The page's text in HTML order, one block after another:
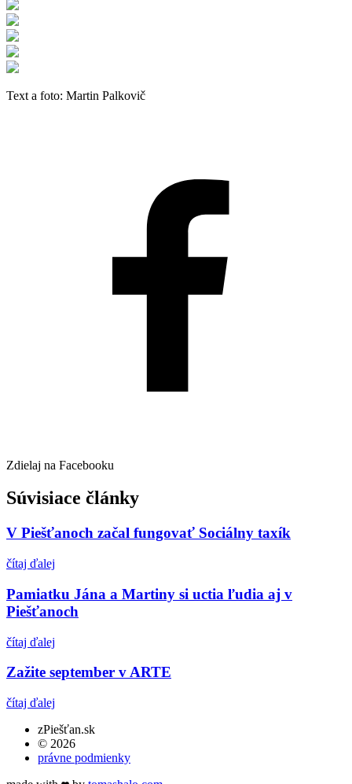
Text a foto: Martin Palkovič
Zdielaj na Facebooku
Súvisiace články
V Piešťanoch začal fungovať Sociálny taxík
čítaj ďalej
Pamiatku Jána a Martiny si uctia ľudia aj v
Piešťanoch
čítaj ďalej
Zažite september v ARTE
čítaj ďalej
zPiešťan.sk
© 2026
právne podmienky